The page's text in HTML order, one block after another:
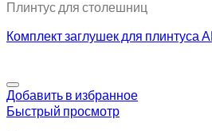
Плинтус для столешниц
Комплект заглушек для плинтуса
Добавить в избранное
Быстрый просмотр